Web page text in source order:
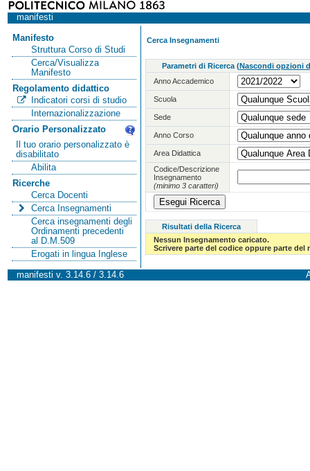
manifesti
Manifesto
Struttura Corso di Studi
Cerca/Visualizza
Manifesto
Regolamento didattico
Indicatori corsi di studio
Internazionalizzazione
Orario Personalizzato
Il tuo orario personalizzato è
disabilitato
Abilita
Ricerche
Cerca Docenti
Cerca Insegnamenti
Cerca insegnamenti degli
Ordinamenti precedenti
al D.M.509
Erogati in lingua Inglese
Cerca Insegnamenti
Parametri di Ricerca (Nascondi opzioni
Anno Accademico
Scuola
Sede
Anno Corso
Area Didattica
Codice/Descrizione
Insegnamento
(minimo 3 caratteri)
Risultati della Ricerca
Nessun Insegnamento caricato.
Scrivere parte del codice oppure parte
manifesti v. 3.14.6 / 3.14.6